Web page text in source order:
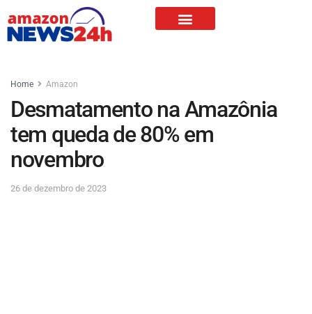
Home Amazon
Desmatamento na Amazônia
tem queda de 80% em
novembro
26 de dezembro de 2023